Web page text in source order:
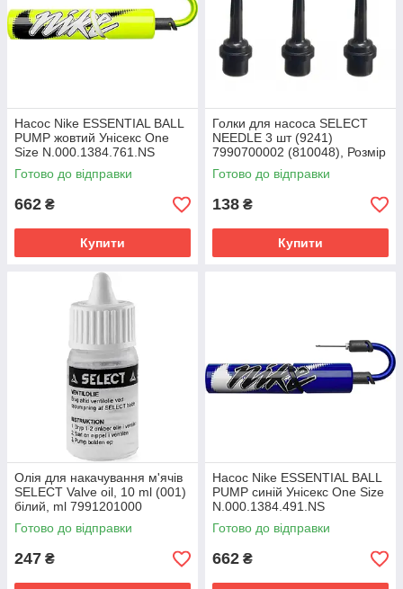
Насос Nike ESSENTIAL BALL
PUMP жовтий Унісекс One
Size N.000.1384.761.NS
Готово до відправки
662 ₴
Купити
Голки для насоса SELECT
NEEDLE 3 шт (9241)
7990700002 (810048), Розмір
(EU) - 1SIZE
Готово до відправки
138 ₴
Купити
Олія для накачування м'ячів
SELECT Valve oil, 10 ml (001)
білий, ml 7991201000
Готово до відправки
247 ₴
Насос Nike ESSENTIAL BALL
PUMP синій Унісекс One Size
N.000.1384.491.NS
Готово до відправки
662 ₴